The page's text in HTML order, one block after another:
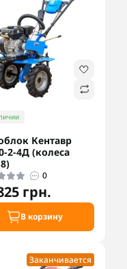
Кентавр
2-4Д (колеса
0
грн.
В корзину
Заканчивается